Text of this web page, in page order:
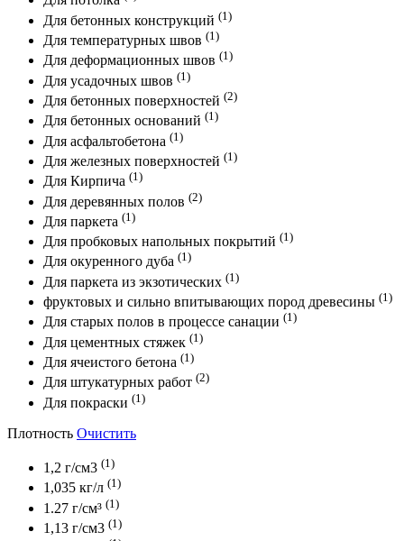
Для бетонных конструкций (1)
Для температурных швов (1)
Для деформационных швов (1)
Для усадочных швов (1)
Для бетонных поверхностей (2)
Для бетонных оснований (1)
Для асфальтобетона (1)
Для железных поверхностей (1)
Для Кирпича (1)
Для деревянных полов (2)
Для паркета (1)
Для пробковых напольных покрытий (1)
Для окуренного дуба (1)
Для паркета из экзотических (1)
фруктовых и сильно впитывающих пород древесины (1)
Для старых полов в процессе санации (1)
Для цементных стяжек (1)
Для ячеистого бетона (1)
Для штукатурных работ (2)
Для покраски (1)
Плотность Очистить
1,2 г/см3 (1)
1,035 кг/л (1)
1.27 г/см³ (1)
1,13 г/см3 (1)